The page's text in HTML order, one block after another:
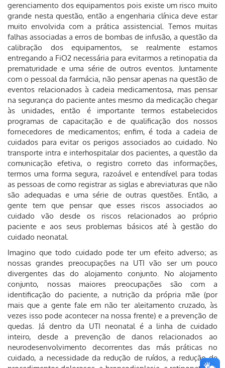
gerenciamento dos equipamentos pois existe um risco muito
grande nesta questão, então a engenharia clínica deve estar
muito envolvida com a prática assistencial. Temos muitas
falhas associadas a erros de bombas de infusão, a questão da
calibração dos equipamentos, se realmente estamos
entregando a FiO2 necessária para evitarmos a retinopatia da
prematuridade e uma série de outros eventos. Juntamente
com o pessoal da farmácia, não pensar apenas na questão de
eventos relacionados à cadeia medicamentosa, mas pensar
na segurança do paciente antes mesmo da medicação chegar
às unidades, então é importante termos estabelecidos
programas de capacitação e de qualificação dos nossos
fornecedores de medicamentos; enfim, é toda a cadeia de
cuidados para evitar os perigos associados ao cuidado. No
transporte intra e interhospitalar dos pacientes, a questão da
comunicação efetiva, o registro correto das informações,
termos uma forma segura, razoável e entendível para todas
as pessoas de como registrar as siglas e abreviaturas que não
são adequadas e uma série de outras questões. Então, a
gente tem que pensar que esses riscos associados ao
cuidado vão desde os riscos relacionados ao próprio
paciente e aos seus problemas básicos até à gestão do
cuidado neonatal.
Imagino que todo cuidado pode ter um efeito adverso; as
nossas grandes preocupações na UTI vão ser um pouco
divergentes das do alojamento conjunto. No alojamento
conjunto, nossas maiores preocupações são com a
identificação do paciente, a nutrição da própria mãe (por
mais que a gente fale em não ter aleitamento cruzado, às
vezes isso pode acontecer na nossa frente) e a prevenção de
quedas. Já dentro da UTI neonatal é a linha de cuidado
inteiro, desde a prevenção de danos relacionados ao
neurodesenvolvimento decorrentes das más práticas no
cuidado, a necessidade da redução de ruídos, a redução de